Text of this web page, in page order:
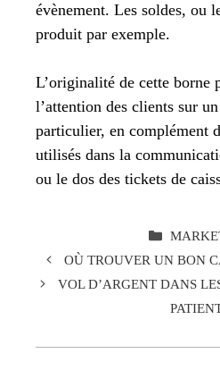
évènement. Les soldes, ou
produit par exemple.
L’originalité de cette borne
l’attention des clients sur
particulier, en complément
utilisés dans la
ou le dos des tickets de
OÙ TROUVER UN BON
VOL D’ARGENT DANS